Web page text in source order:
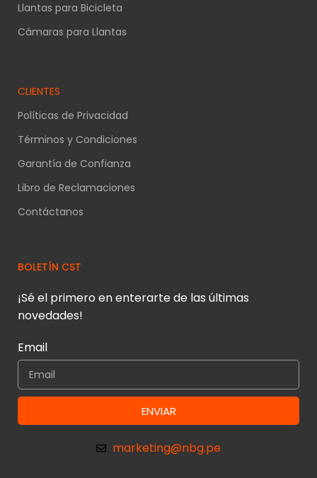
Llantas para Bicicleta
Cámaras para Llantas
CLIENTES
Políticas de Privacidad
Términos y Condiciones
Garantía de Confianza
Libro de Reclamaciones
Contáctanos
BOLETÍN CST
¡Sé el primero en enterarte de las últimas
novedades!
Email
ENVIAR
marketing@nbg.pe